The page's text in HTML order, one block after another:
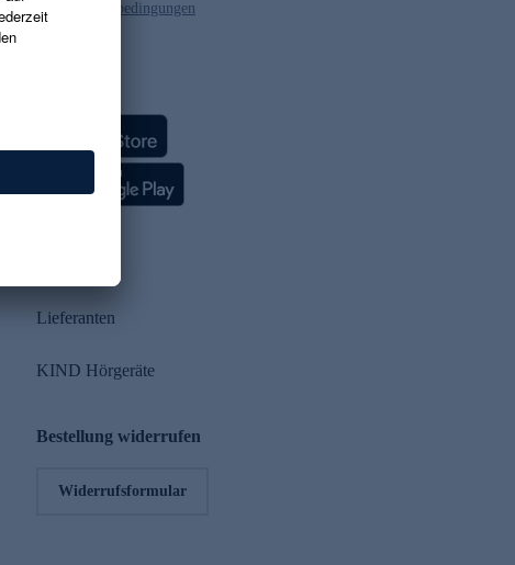
und die Gutscheinbedingungen
Lieferanten
KIND Hörgeräte
Bestellung widerrufen
Widerrufsformular